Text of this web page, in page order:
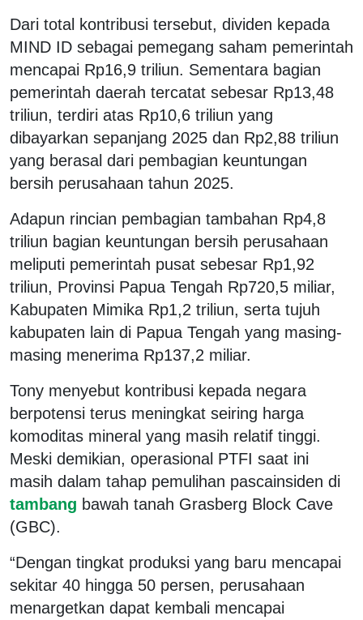
Dari total kontribusi tersebut, dividen kepada
MIND ID sebagai pemegang saham pemerintah
mencapai Rp16,9 triliun. Sementara bagian
pemerintah daerah tercatat sebesar Rp13,48
triliun, terdiri atas Rp10,6 triliun yang
dibayarkan sepanjang 2025 dan Rp2,88 triliun
yang berasal dari pembagian keuntungan
bersih perusahaan tahun 2025.
Adapun rincian pembagian tambahan Rp4,8
triliun bagian keuntungan bersih perusahaan
meliputi pemerintah pusat sebesar Rp1,92
triliun, Provinsi Papua Tengah Rp720,5 miliar,
Kabupaten Mimika Rp1,2 triliun, serta tujuh
kabupaten lain di Papua Tengah yang masing-
masing menerima Rp137,2 miliar.
Tony menyebut kontribusi kepada negara
berpotensi terus meningkat seiring harga
komoditas mineral yang masih relatif tinggi.
Meski demikian, operasional PTFI saat ini
masih dalam tahap pemulihan pascainsiden di
tambang bawah tanah Grasberg Block Cave
(GBC).
“Dengan tingkat produksi yang baru mencapai
sekitar 40 hingga 50 persen, perusahaan
menargetkan dapat kembali mencapai